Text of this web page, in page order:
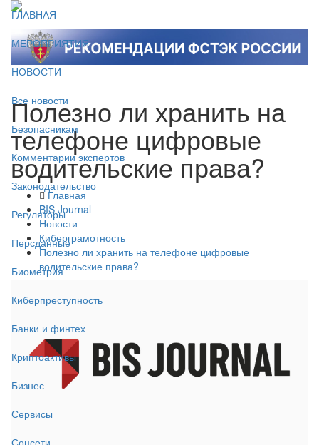
ГЛАВНАЯ
МЕРОПРИЯТИЯ
НОВОСТИ
Все новости
Безопасникам
Комментарии экспертов
Законодательство
Регуляторы
Персданные
Биометрия
Киберпреступность
Банки и финтех
Криптоактивы
Бизнес
Сервисы
Соцсети
Полезно ли хранить на
телефоне цифровые
водительские права?
Главная
BIS Journal
Новости
Киберграмотность
Полезно ли хранить на телефоне цифровые
водительские права?